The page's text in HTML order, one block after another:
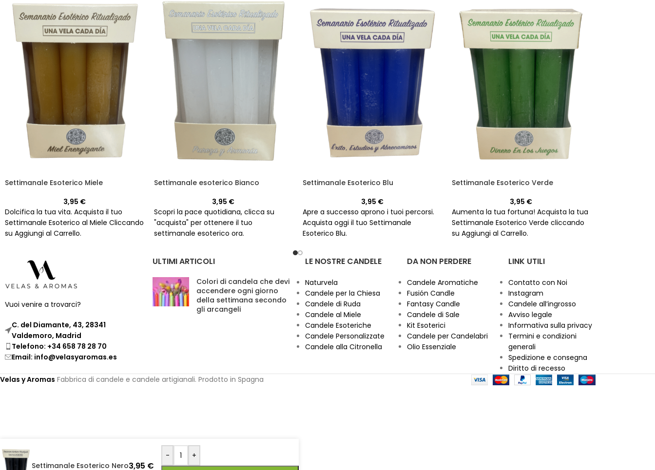
Settimanale Esoterico Miele
3,95 €
Dolcifica la tua vita. Acquista il tuo
Settimanale Esoterico al Miele Cliccando
su Aggiungi al Carrello.
Settimanale esoterico Bianco
3,95 €
Scopri la pace quotidiana, clicca su
"acquista" per ottenere il tuo
settimanale esoterico ora.
Settimanale Esoterico Blu
3,95 €
Apre a successo aprono i tuoi percorsi.
Acquista oggi il tuo Settimanale
Esoterico Blu.
Settimanale Esoterico Verde
3,95 €
Aumenta la tua fortuna! Acquista la tua
Settimanale Esoterico Verde cliccando
su Aggiungi al Carrello.
Vuoi venire a trovarci?
C. del Diamante, 43, 28341
Valdemoro, Madrid
Telefono: +34 658 78 28 70
Email: info@velasyaromas.es
ULTIMI ARTICOLI
Colori di candela che devi
accendere ogni giorno
della settimana secondo
gli arcangeli
LE NOSTRE CANDELE
Naturvela
Candele per la Chiesa
Candele di Ruda
Candele al Miele
Candele Esoteriche
Candele Personalizzate
Candele alla Citronella
DA NON PERDERE
Candele Aromatiche
Fusión Candle
Fantasy Candle
Candele di Sale
Kit Esoterici
Candele per Candelabri
Olio Essenziale
LINK UTILI
Contatto con Noi
Instagram
Candele all’ingrosso
Avviso legale
Informativa sulla privacy
Termini e condizioni
generali
Spedizione e consegna
Diritto di recesso
Velas y Aromas Fabbrica di candele e candele artigianali. Prodotto in Spagna
Settimanale Esoterico Nero3,95 €
- +